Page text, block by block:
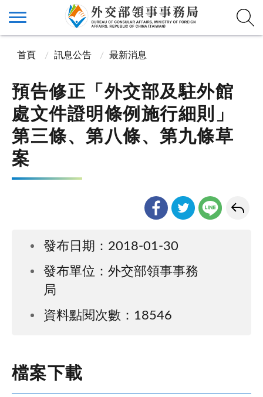
首頁 訊息公告 最新消息
預告修正「外交部及駐外館
處文件證明條例施行細則」
第三條、第八條、第九條草
案
發布日期：2018-01-30
發布單位：外交部領事事務
局
資料點閱次數：18546
檔案下載